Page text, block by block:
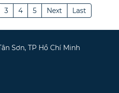
3 4 5 Next Last
Sơn, TP Hồ Chí Minh